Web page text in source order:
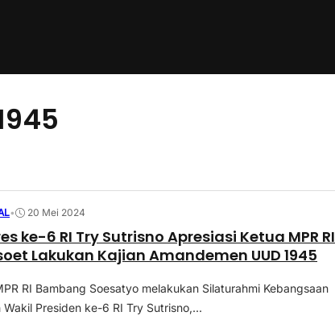
• 20 Mei 2024
ke-6 RI Try Sutrisno Apresiasi Ketua MPR RI
Lakukan Kajian Amandemen UUD 1945
RI Bambang Soesatyo melakukan Silaturahmi Kebangsaan
Presiden ke-6 RI Try Sutrisno,...